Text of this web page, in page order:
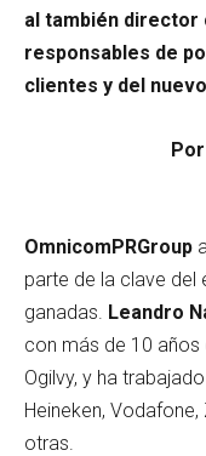
al también
responsables de
clientes y del
OmnicomPRGroup
parte de la clave
ganadas. Leandro
con más de 10 años
Ogilvy, y ha
Heineken, Vodafone,
otras.